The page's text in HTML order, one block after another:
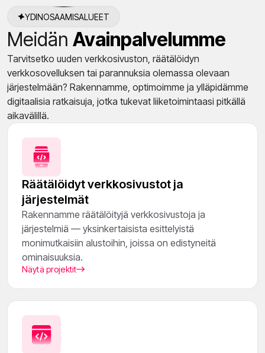
YDINOSAAMISALUEET
Meidän Avainpalvelumme
Tarvitsetko uuden verkkosivuston, räätälöidyn
verkkosovelluksen tai parannuksia olemassa olevaan
järjestelmään? Rakennamme, optimoimme ja ylläpidämme
digitaalisia ratkaisuja, jotka tukevat liiketoimintaasi pitkällä
aikavälillä.
Räätälöidyt verkkosivustot ja
järjestelmät
Rakennamme räätälöityjä verkkosivustoja ja
järjestelmiä — yksinkertaisista esittelyistä
monimutkaisiin alustoihin, joissa on edistyneitä
ominaisuuksia.
Näytä projektit